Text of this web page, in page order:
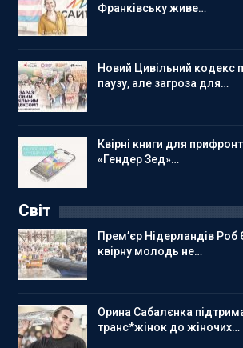
Франківську живе…
Новий Цивільний кодекс
паузу, але загроза для…
Квірні книги для
«Гендер Зед»…
Світ
Прем’єр Нідерландів Роб
квірну молодь не…
Орина Сабалєнка
транс*жінок до жіночих…